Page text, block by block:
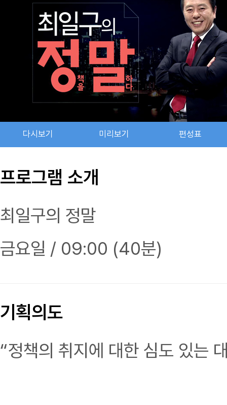
다시보기 미리보기 편성표
프로그램 소개
최일구의 정말
금요일 / 09:00 (40분)
기획의도
“정책의 취지에 대한 심도 있는